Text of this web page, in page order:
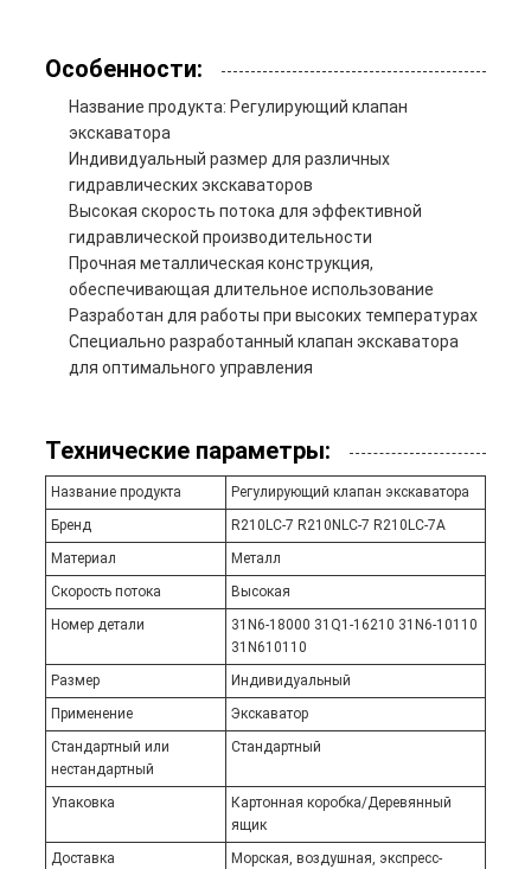
Особенности:
Название продукта: Регулирующий клапан
экскаватора
Индивидуальный размер для различных
гидравлических экскаваторов
Высокая скорость потока для эффективной
гидравлической производительности
Прочная металлическая конструкция,
обеспечивающая длительное использование
Разработан для работы при высоких температурах
Специально разработанный клапан экскаватора
для оптимального управления
Технические параметры:
Название продукта
Регулирующий клапан экскаватора
Бренд
R210LC-7 R210NLC-7 R210LC-7A
Материал
Металл
Скорость потока
Высокая
Номер детали
31N6-18000 31Q1-16210 31N6-10110
31N610110
Размер
Индивидуальный
Применение
Экскаватор
Стандартный или
нестандартный
Стандартный
Упаковка
Картонная коробка/Деревянный
ящик
Доставка
Морская, воздушная, экспресс-